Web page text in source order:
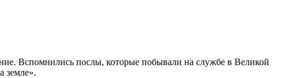
Вспомнились послы, которые побывали на службе в Великой
земле».